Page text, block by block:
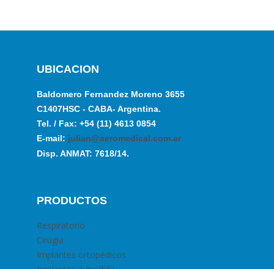
UBICACION
Baldomero Fernandez Moreno 3655
C1407HSC - CABA- Argentina.
Tel. / Fax: +54 (11) 4613 0854
E-mail: julian@aeromedical.com.ar
Disp. ANMAT: 7618/14.
PRODUCTOS
Respiratorio
Cirugia
Implantes ortopédicos